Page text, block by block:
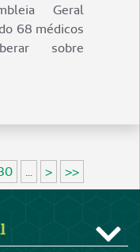
Geral
68 médicos
sobre
... > >>